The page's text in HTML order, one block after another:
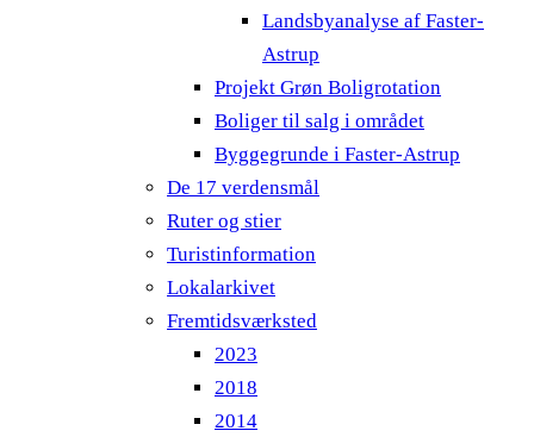
Landsbyanalyse af Faster-
Astrup
Projekt Grøn Boligrotation
Boliger til salg i området
Byggegrunde i Faster-Astrup
De 17 verdensmål
Ruter og stier
Turistinformation
Lokalarkivet
Fremtidsværksted
2023
2018
2014